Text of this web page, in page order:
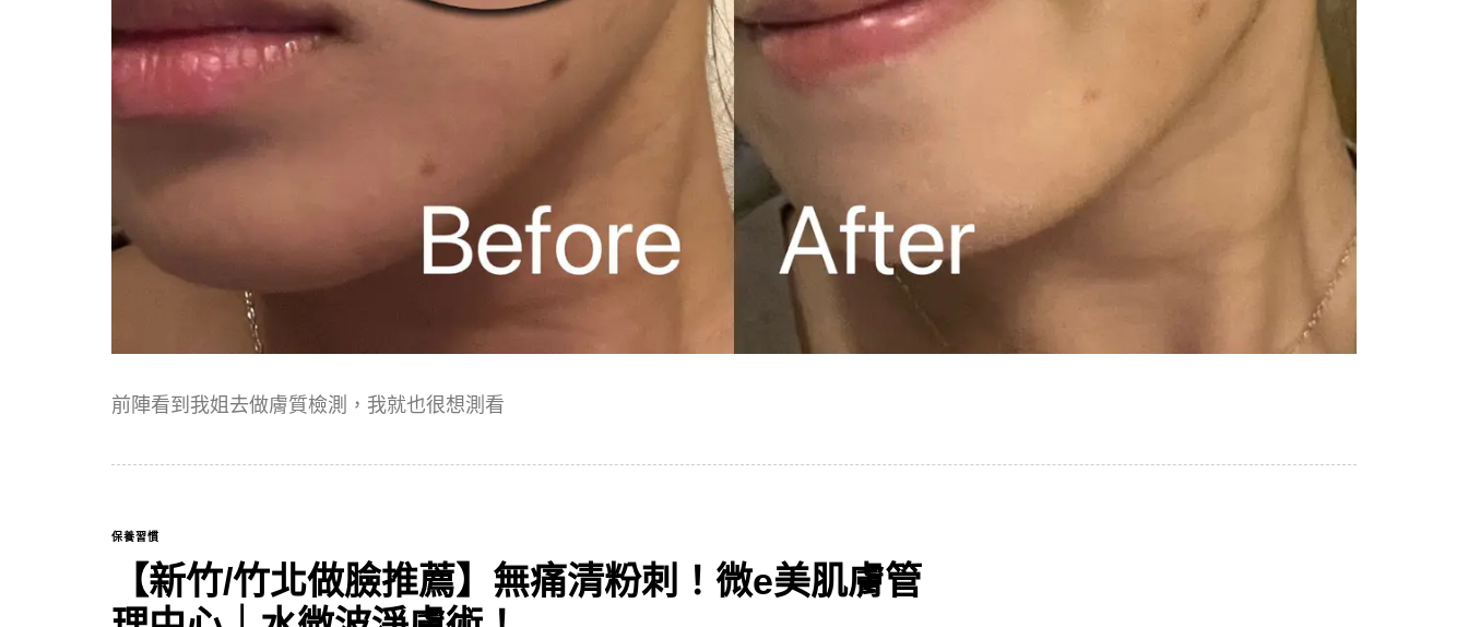
前陣看到我姐去做膚質檢測，我就也很想測看
保養習慣
【新竹/竹北做臉推薦】無痛清粉刺！微e美肌膚管